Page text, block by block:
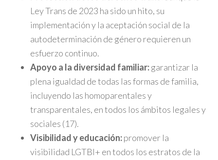
Ley Trans de 2023 ha sido un hito, su
implementación y la aceptación social de la
autodeterminación de género requieren un
esfuerzo continuo.
Apoyo a la diversidad familiar:garantizar la
plena igualdad de todas las formas de familia,
incluyendo las homoparentales y
transparentales, en todos los ámbitos legales y
sociales (17).
Visibilidad y educación:promover la
visibilidad LGTBI+ en todos los estratos de la